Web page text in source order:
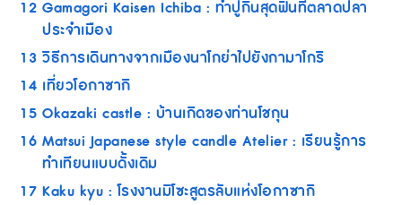
12 Gamagori Kaisen Ichiba : ทำปูกินสุดฟินที่ตลาดปลา
ประจำเมือง
13 วิธีการเดินทางจากเมืองนาโกย่าไปยังกามาโกริ
14 เที่ยวโอกาซากิ
15 Okazaki castle : บ้านเกิดของท่านโชกุน
16 Matsui Japanese style candle Atelier : เรียนรู้การ
ทำเทียนแบบดั้งเดิม
17 Kaku kyu : โรงงานมิโซะสูตรลับแห่งโอกาซากิ